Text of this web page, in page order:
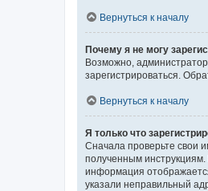
Вернуться к началу
Почему я не могу
Возможно,
зарегистрироваться.
Вернуться к началу
Я только что
Сначала проверьте свои
полученным
информация
указали неправильный